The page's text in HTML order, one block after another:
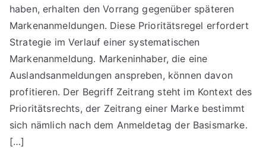
haben, erhalten den Vorrang gegenüber späteren
Markenanmeldungen. Diese Prioritätsregel erfordert
Strategie im Verlauf einer systematischen
Markenanmeldung. Markeninhaber, die eine
Auslandsanmeldungen anspreben, können davon
profitieren. Der Begriff Zeitrang steht im Kontext des
Prioritätsrechts, der Zeitrang einer Marke bestimmt
sich nämlich nach dem Anmeldetag der Basismarke.
[…]